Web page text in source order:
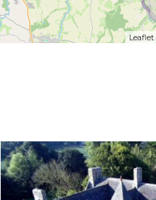
Leaflet